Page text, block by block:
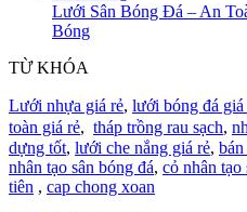
Lưới Sân Bóng Đá – An
Bóng
TỪ KHÓA
Lưới nhựa giá rẻ, lưới bóng đá giá
toàn giá rẻ, tháp trồng rau sạch,
dựng tốt, lưới che nắng giá rẻ,
nhân tạo sân bóng đá, cỏ nhân tạo
tiên , cap chong xoan